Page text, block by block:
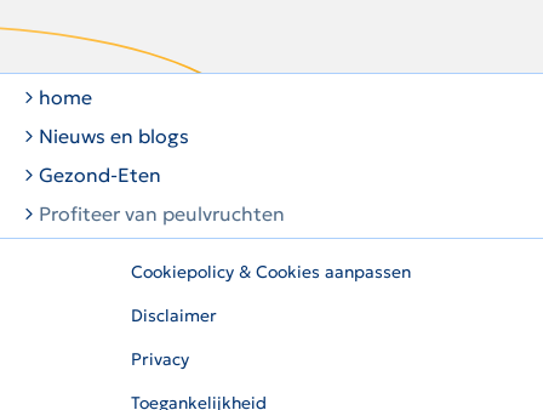
zocht?
home
Nieuws en blogs
Gezond-Eten
Profiteer van peulvruchten
Cookiepolicy & Cookies aanpassen
Disclaimer
Privacy
Toegankelijkheid